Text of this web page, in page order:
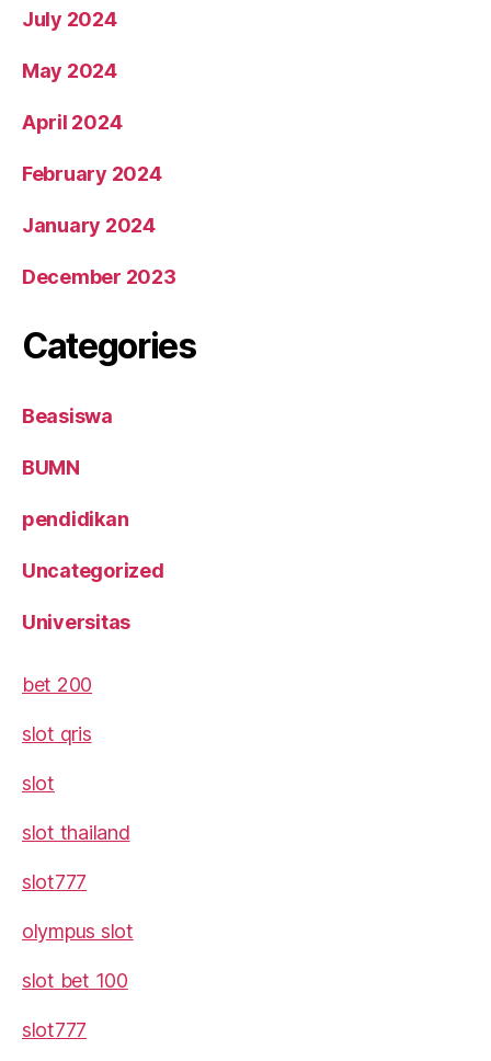
July 2024
May 2024
April 2024
February 2024
January 2024
December 2023
Categories
Beasiswa
BUMN
pendidikan
Uncategorized
Universitas
bet 200
slot qris
slot
slot thailand
slot777
olympus slot
slot bet 100
slot777